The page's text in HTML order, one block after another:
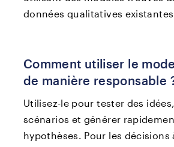
données qualitatives
Comment utiliser le
de manière responsable
Utilisez-le pour tester des
scénarios et générer
hypothèses. Pour les décisions